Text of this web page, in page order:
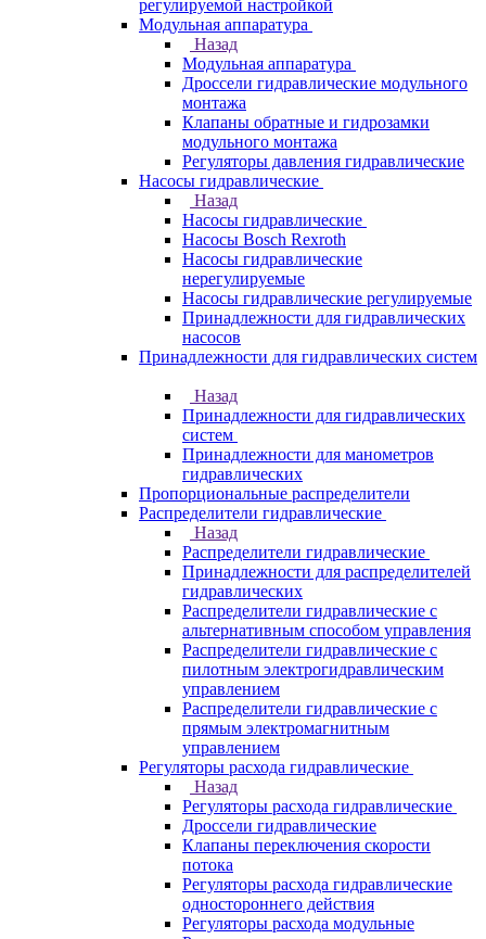
регулируемой настройкой
Модульная аппаратура
Назад
Модульная аппаратура
Дроссели гидравлические модульного
монтажа
Клапаны обратные и гидрозамки
модульного монтажа
Регуляторы давления гидравлические
Насосы гидравлические
Назад
Насосы гидравлические
Насосы Bosch Rexroth
Насосы гидравлические
нерегулируемые
Насосы гидравлические регулируемые
Принадлежности для гидравлических
насосов
Принадлежности для гидравлических систем
Назад
Принадлежности для гидравлических
систем
Принадлежности для манометров
гидравлических
Пропорциональные распределители
Распределители гидравлические
Назад
Распределители гидравлические
Принадлежности для распределителей
гидравлических
Распределители гидравлические с
альтернативным способом управления
Распределители гидравлические с
пилотным электрогидравлическим
управлением
Распределители гидравлические с
прямым электромагнитным
управлением
Регуляторы расхода гидравлические
Назад
Регуляторы расхода гидравлические
Дроссели гидравлические
Клапаны переключения скорости
потока
Регуляторы расхода гидравлические
одностороннего действия
Регуляторы расхода модульные